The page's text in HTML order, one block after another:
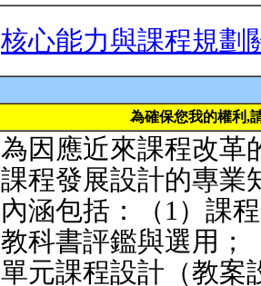
核心能力與課程規劃
為確保您我的權利,
為因應近來課程改革
課程發展設計的專業
內涵包括：（1）課
教科書評鑑與選用；
單元課程設計（教案